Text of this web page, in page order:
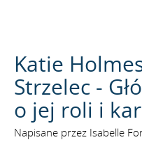
Katie
Strzelec -
o jej roli i
Napisane przez Isabelle